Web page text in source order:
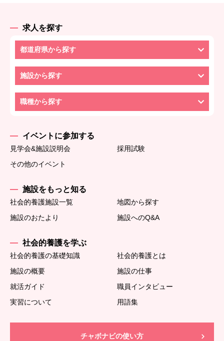
求人を探す
都道府県から探す
施設から探す
職種から探す
イベントに参加する
見学会&施設説明会
採用試験
その他のイベント
施設をもっと知る
社会的養護施設一覧
地図から探す
施設のおたより
施設へのQ&A
社会的養護を学ぶ
社会的養護の基礎知識
社会的養護とは
施設の概要
施設の仕事
就活ガイド
職員インタビュー
実習について
用語集
チャボナビの使い方